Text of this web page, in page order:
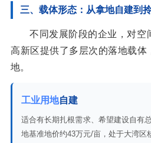
三、载体形态：从拿地自建到
不同发展阶段的企业，对空
高新区提供了多层次的落地载体
地。
工业用地自建
适合有长期扎根需求、希望建设自有
地基准地价约43万元/亩，处于大湾区